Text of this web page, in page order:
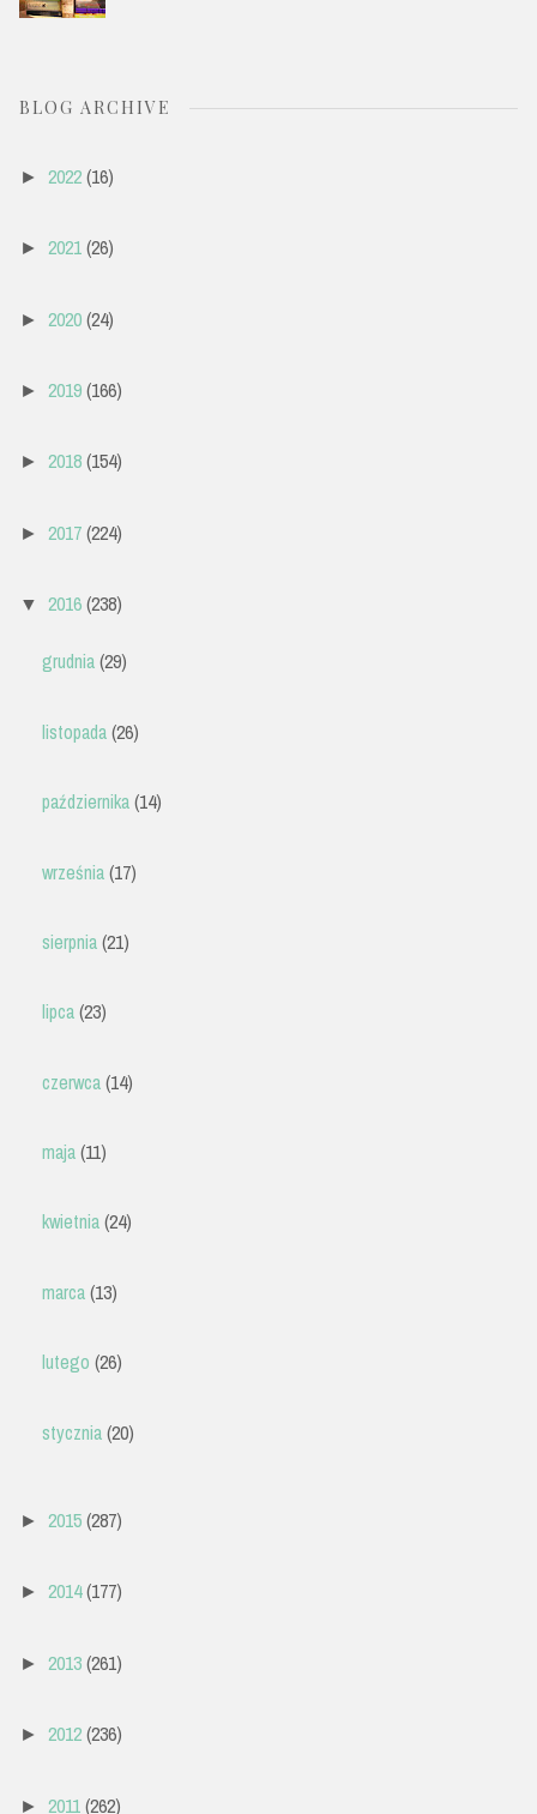
BLOG ARCHIVE
► 2022(16)
► 2021(26)
► 2020(24)
► 2019(166)
► 2018(154)
► 2017(224)
▼ 2016(238)
grudnia(29)
listopada(26)
października(14)
września(17)
sierpnia(21)
lipca(23)
czerwca(14)
maja(11)
kwietnia(24)
marca(13)
lutego (26)
stycznia(20)
► 2015(287)
► 2014(177)
► 2013(261)
► 2012(236)
► 2011(262)